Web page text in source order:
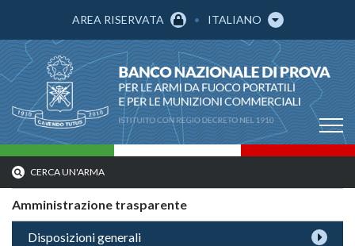
AREA RISERVATA ITALIANO
CERCA UN'ARMA
Amministrazione trasparente
Disposizioni generali